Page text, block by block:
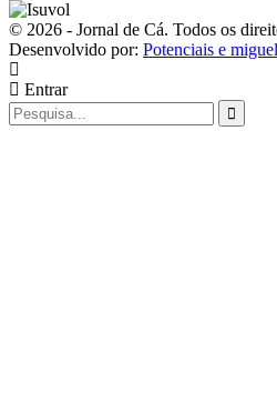
© 2026 - Jornal de Cá. Todos os
Desenvolvido por: Potenciais e
Entrar